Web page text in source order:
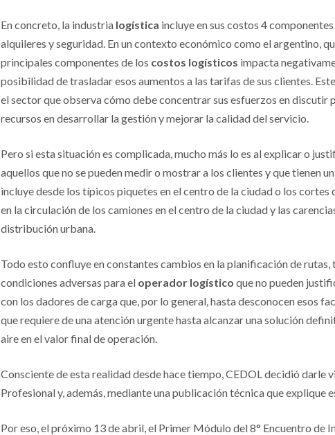
En concreto, la industria logística incluye en sus costos 4
alquileres y seguridad. En un contexto económico como el argentino,
principales componentes de los costos logísticos impacta
posibilidad de trasladar esos aumentos a las tarifas de sus clientes.
el sector que observa cómo debe concentrar sus esfuerzos en discutir
recursos en desarrollar la gestión y mejorar la calidad del servicio.
Pero si esta situación es complicada, mucho más lo es al explicar o
aquellos que no se pueden medir o mostrar a los clientes y que tienen
incluye desde los típicos piquetes en el centro de la ciudad o los
en la circulación de los camiones en el centro de la ciudad y las
distribución urbana.
Todo esto confluye en constantes cambios en la planificación de
condiciones adversas para el operador logístico que no pueden
con los dadores de carga que, por lo general, hasta desconocen esos
que requiere de una atención urgente hasta alcanzar una solución
aire en el valor final de operación.
Consciente de esta realidad desde hace tiempo, CEDOL decidió darle
Profesional y, además, mediante una publicación técnica que explique
Por eso, el próximo 13 de abril, el Primer Módulo del 8° Encuentro de